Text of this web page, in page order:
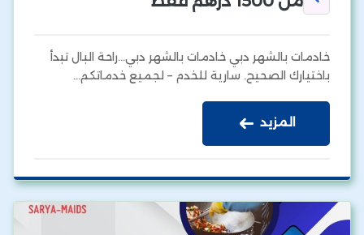
خادمات بالشهر دبي خادمات بالشهر دبي…راحة البال تبدأ
باختيارك الصحيح. سارية للخدم – لجميع خدماتكم…
المزيد